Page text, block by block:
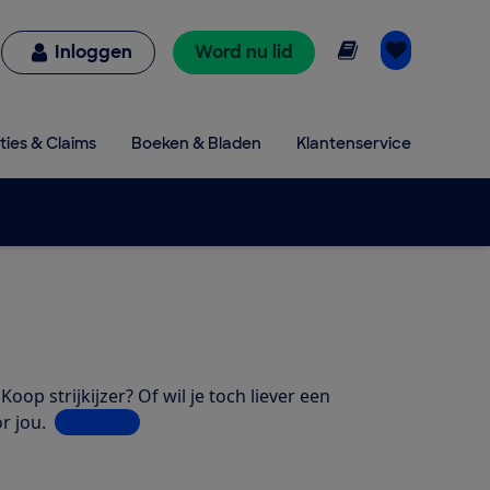
Inloggen Word nu lid Online lezen
& Claims Boeken & Bladen Klantenservice
strijkijzer? Of wil je toch liever een
jou. Lees meer